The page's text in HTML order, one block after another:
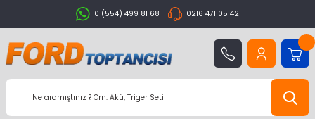
0 (554) 499 81 68 0216 471 05 42